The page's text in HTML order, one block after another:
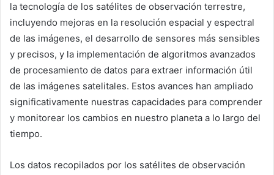
la tecnología de los satélites de observación terrestre,
incluyendo mejoras en la resolución espacial y espectral
de las imágenes, el desarrollo de sensores más sensibles
y precisos, y la implementación de algoritmos avanzados
de procesamiento de datos para extraer información útil
de las imágenes satelitales. Estos avances han ampliado
significativamente nuestras capacidades para comprender
y monitorear los cambios en nuestro planeta a lo largo del
tiempo.
Los datos recopilados por los satélites de observación